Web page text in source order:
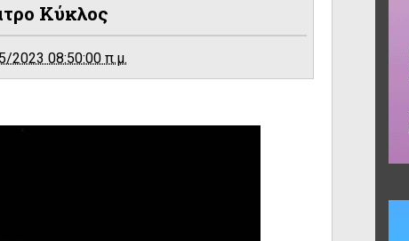
Κύκλος
2023 08:50:00 π.μ.